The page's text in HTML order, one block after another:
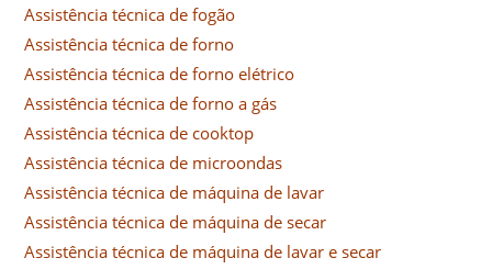
Assistência técnica de fogão
Assistência técnica de forno
Assistência técnica de forno elétrico
Assistência técnica de forno a gás
Assistência técnica de cooktop
Assistência técnica de microondas
Assistência técnica de máquina de lavar
Assistência técnica de máquina de secar
Assistência técnica de máquina de lavar e secar